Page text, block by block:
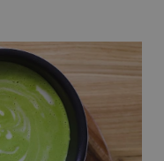
súbory
umožňujú
prihlásenie
sa nedá